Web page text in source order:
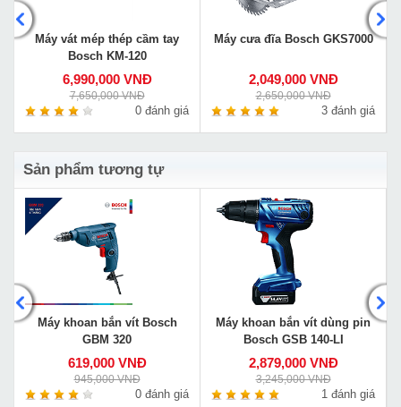
Máy vát mép thép cầm tay
Bosch KM-120
6,990,000 VNĐ
7,650,000 VNĐ
0 đánh giá
Máy cưa đĩa Bosch GKS7000
2,049,000 VNĐ
2,650,000 VNĐ
3 đánh giá
Sản phẩm tương tự
Máy khoan bắn vít Bosch
GBM 320
619,000 VNĐ
945,000 VNĐ
0 đánh giá
Máy khoan bắn vít dùng pin
Bosch GSB 140-LI
2,879,000 VNĐ
3,245,000 VNĐ
1 đánh giá